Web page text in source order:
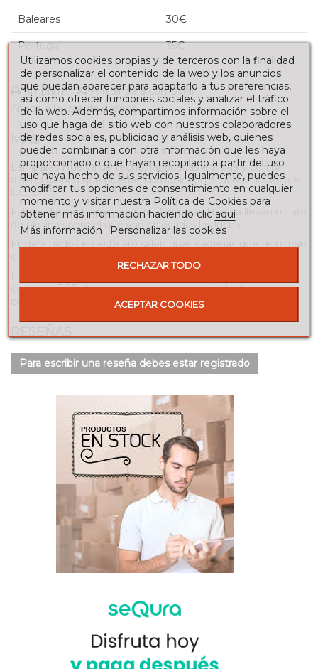
Baleares 30€
Portugal 35€
Imprimir
Añadir para comparar
Añadir a la lista de deseos
MÁS
Lámparas Huelva de techo, fabricadas en forja y con un
diseño rústico que puedes comprar con 3 luces 4 luces o 6
luces.
Fabricadas en hierro, nuestras lámparas Huelva llevan un aro
de pletina sobre el que van colocadas las luces.
casquillo E-27 de rosca gruesa con una funda de vela muy
característico de las lámparas rústicas.
Para escribir una reseña debes estar registrado
Utilizamos cookies propias y de terceros con la finalidad
de personalizar el contenido de la web y los anuncios
que puedan aparecer para adaptarlo a tus preferencias,
así como ofrecer funciones sociales y analizar el tráfico
de la web. Además, compartimos información sobre el
uso que haga del sitio web con nuestros colaboradores
de redes sociales, publicidad y análisis web, quienes
pueden combinarla con otra información que les haya
proporcionado o que hayan recopilado a partir del uso
que haya hecho de sus servicios. Igualmente, puedes
modificar tus opciones de consentimiento en cualquier
momento y visitar nuestra Política de Cookies para
obtener más información haciendo clic aquí
Más información
Personalizar las cookies
RECHAZAR TODO
ACEPTAR COOKIES